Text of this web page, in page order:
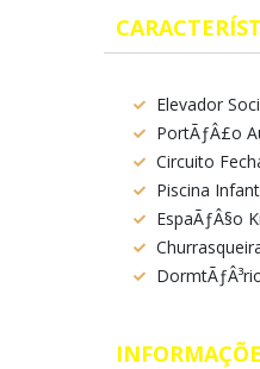
Elevador
PortÃƒÂ£o
Circuito
Piscina
EspaÃƒÂ§o